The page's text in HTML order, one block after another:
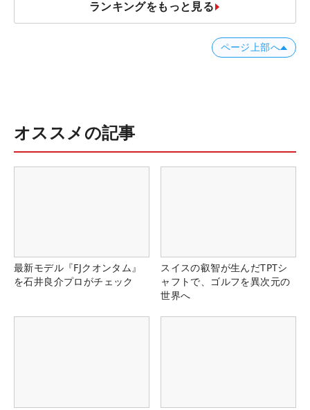
ランキングをもっと見る
ページ上部へ
オススメの記事
最新モデル『FJクオンタム』
を石井良介プロがチェック
スイスの叡智が生んだTPTシ
ャフトで、ゴルフを異次元の
世界へ